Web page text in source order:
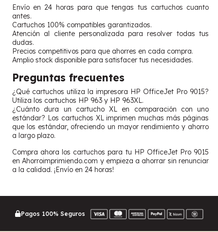
Envío en 24 horas para que tengas tus cartuchos cuanto
antes.
Cartuchos 100% compatibles garantizados.
Atención al cliente personalizada para resolver todas tus
dudas.
Precios competitivos para que ahorres en cada compra.
Amplio stock disponible para satisfacer tus necesidades.
Preguntas frecuentes
¿Qué cartuchos utiliza la impresora HP OfficeJet Pro 9015?
Utiliza los cartuchos HP 963 y HP 963XL.
¿Cuánto dura un cartucho XL en comparación con uno
estándar? Los cartuchos XL imprimen muchas más páginas
que los estándar, ofreciendo un mayor rendimiento y ahorro
a largo plazo.
Compra ahora los cartuchos para tu HP OfficeJet Pro 9015
en Ahorroimprimiendo.com y empieza a ahorrar sin renunciar
a la calidad. ¡Envío en 24 horas!
Pagos 100% Seguros